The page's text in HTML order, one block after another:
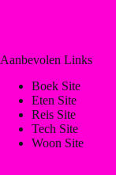
Aanbevolen Links
Boek Site
Eten Site
Reis Site
Tech Site
Woon Site